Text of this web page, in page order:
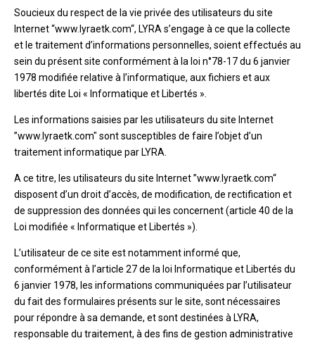
Soucieux du respect de la vie privée des utilisateurs du site
Internet “www.lyraetk.com“, LYRA s’engage à ce que la collecte
et le traitement d’informations personnelles, soient effectués au
sein du présent site conformément à la loi n°78-17 du 6 janvier
1978 modifiée relative à l’informatique, aux fichiers et aux
libertés dite Loi « Informatique et Libertés ».
Les informations saisies par les utilisateurs du site Internet
”www.lyraetk.com" sont susceptibles de faire l’objet d’un
traitement informatique par LYRA.
A ce titre, les utilisateurs du site Internet ”www.lyraetk.com“
disposent d’un droit d’accès, de modification, de rectification et
de suppression des données qui les concernent (article 40 de la
Loi modifiée « Informatique et Libertés »).
L’utilisateur de ce site est notamment informé que,
conformément à l’article 27 de la loi Informatique et Libertés du
6 janvier 1978, les informations communiquées par l’utilisateur
du fait des formulaires présents sur le site, sont nécessaires
pour répondre à sa demande, et sont destinées à LYRA,
responsable du traitement, à des fins de gestion administrative